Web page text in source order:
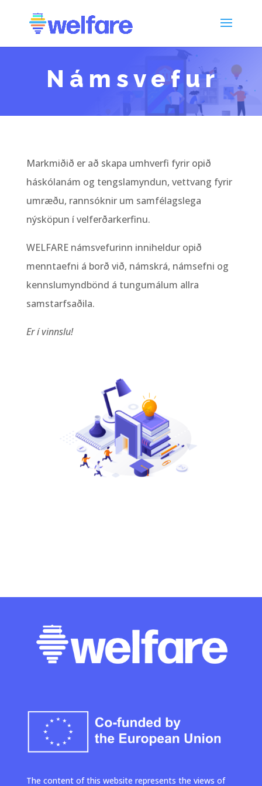
Námsvefur
Markmiðið er að skapa umhverfi fyrir opið
háskólanám og tengslamyndun, vettvang fyrir
umræðu, rannsóknir um samfélagslega
nýsköpun í velferðarkerfinu.
WELFARE námsvefurinn inniheldur opið
menntaefni á borð við, námskrá, námsefni og
kennslumyndbönd á tungumálum allra
samstarfsaðila.
Er í vinnslu!
The content of this website represents the views of